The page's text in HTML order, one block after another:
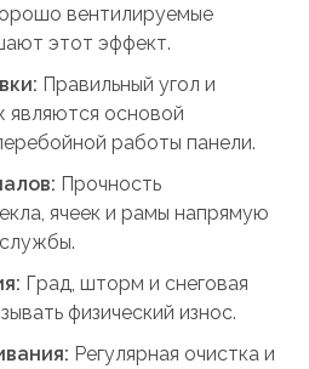
вентилируемые
этот эффект.
Правильный угол и
основой
работы панели.
Прочность
ячеек и рамы напрямую
Град, шторм и снеговая
физический износ.
Регулярная очистка и